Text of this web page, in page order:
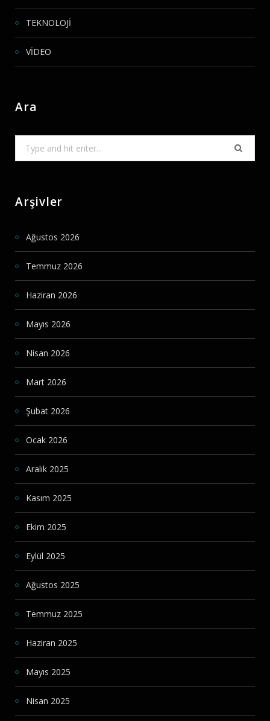
TEKNOLOJİ
VİDEO
Ara
Arşivler
Ağustos 2026
Temmuz 2026
Haziran 2026
Mayıs 2026
Nisan 2026
Mart 2026
Şubat 2026
Ocak 2026
Aralık 2025
Kasım 2025
Ekim 2025
Eylül 2025
Ağustos 2025
Temmuz 2025
Haziran 2025
Mayıs 2025
Nisan 2025